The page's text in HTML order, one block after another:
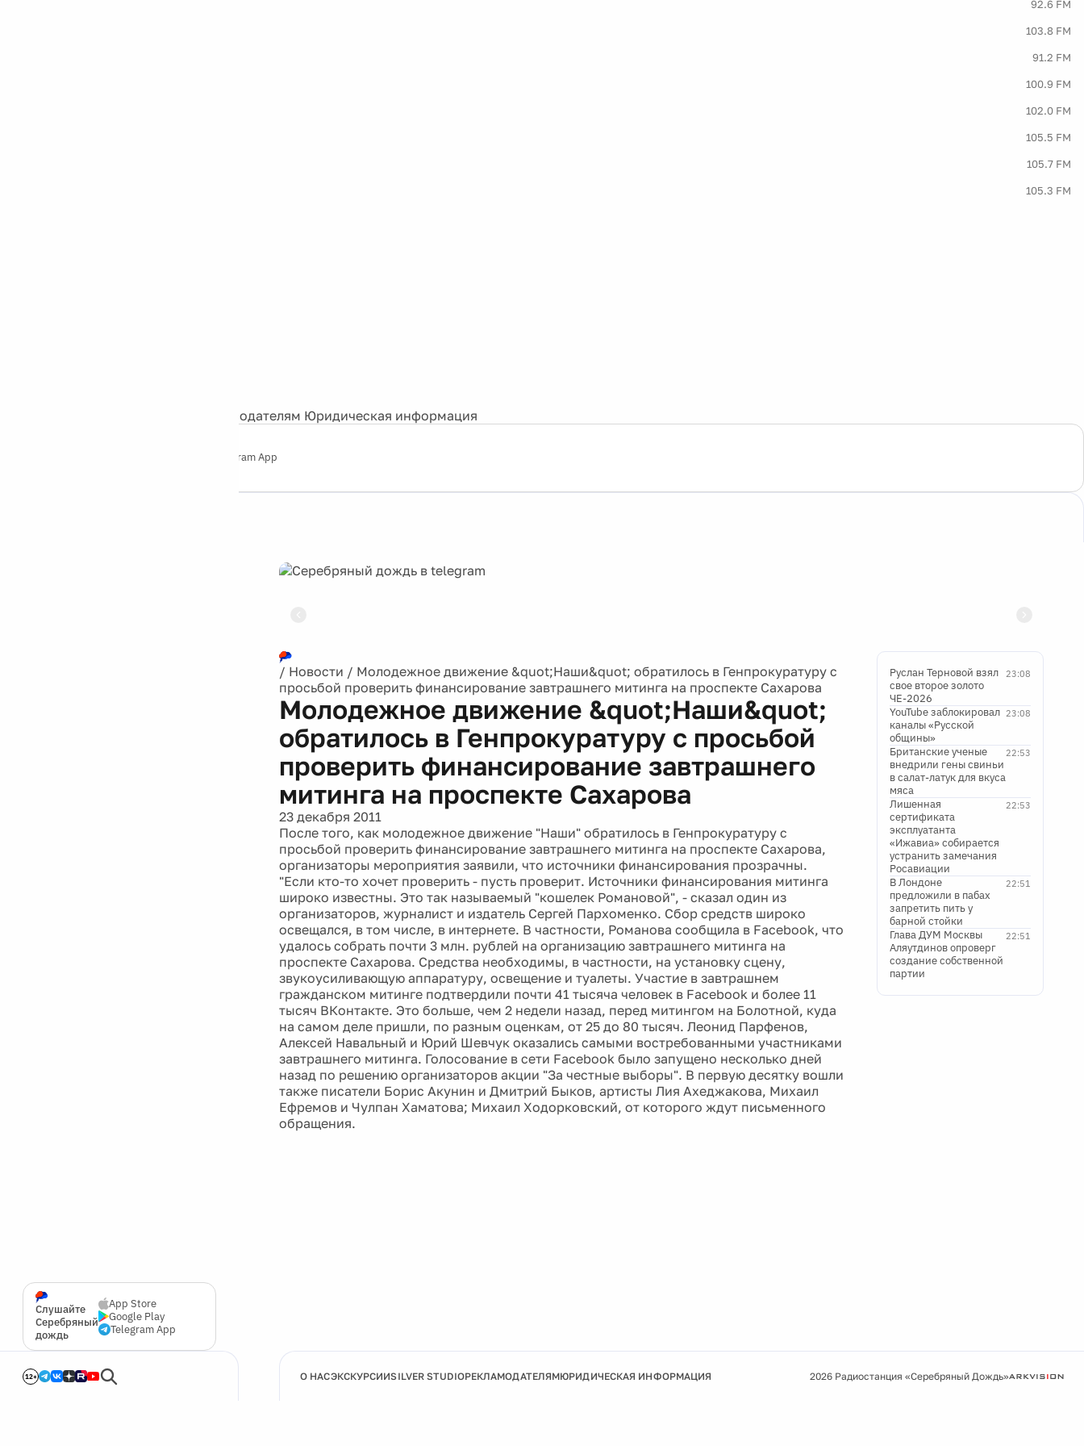
92.6 FM
103.8 FM
91.2 FM
100.9 FM
102.0 FM
105.5 FM
105.7 FM
105.3 FM
Рекламодателям Юридическая информация
Telegram App
Слушайте
Серебряный
дождь
App Store
Google Play
Telegram App
12+
/ Новости / Молодежное движение &quot;Наши&quot; обратилось в Генпрокуратуру с
просьбой проверить финансирование завтрашнего митинга на проспекте Сахарова
Молодежное движение &quot;Наши&quot;
обратилось в Генпрокуратуру с просьбой
проверить финансирование завтрашнего
митинга на проспекте Сахарова
23 декабря 2011
После того, как молодежное движение "Наши" обратилось в Генпрокуратуру с
просьбой проверить финансирование завтрашнего митинга на проспекте Сахарова,
организаторы мероприятия заявили, что источники финансирования прозрачны.
"Если кто-то хочет проверить - пусть проверит. Источники финансирования митинга
широко известны. Это так называемый "кошелек Романовой", - сказал один из
организаторов, журналист и издатель Сергей Пархоменко. Сбор средств широко
освещался, в том числе, в интернете. В частности, Романова сообщила в Facebook, что
удалось собрать почти 3 млн. рублей на организацию завтрашнего митинга на
проспекте Сахарова. Средства необходимы, в частности, на установку сцену,
звукоусиливающую аппаратуру, освещение и туалеты. Участие в завтрашнем
гражданском митинге подтвердили почти 41 тысяча человек в Facebook и более 11
тысяч ВКонтакте. Это больше, чем 2 недели назад, перед митингом на Болотной, куда
на самом деле пришли, по разным оценкам, от 25 до 80 тысяч. Леонид Парфенов,
Алексей Навальный и Юрий Шевчук оказались самыми востребованными участниками
завтрашнего митинга. Голосование в сети Facebook было запущено несколько дней
назад по решению организаторов акции "За честные выборы". В первую десятку вошли
также писатели Борис Акунин и Дмитрий Быков, артисты Лия Ахеджакова, Михаил
Ефремов и Чулпан Хаматова; Михаил Ходорковский, от которого ждут письменного
обращения.
23:08
Руслан Терновой взял
свое второе золото
ЧЕ-2026
23:08
YouTube заблокировал
каналы «Русской
общины»
22:53
Британские ученые
внедрили гены свиньи
в салат-латук для вкуса
мяса
22:53
Лишенная
сертификата
эксплуатанта
«Ижавиа» собирается
устранить замечания
Росавиации
22:51
В Лондоне
предложили в пабах
запретить пить у
барной стойки
22:51
Глава ДУМ Москвы
Аляутдинов опроверг
создание собственной
партии
О НАСЭКСКУРСИИSILVER STUDIOРЕКЛАМОДАТЕЛЯМЮРИДИЧЕСКАЯ ИНФОРМАЦИЯ 2026 Радиостанция «Серебряный Дождь»